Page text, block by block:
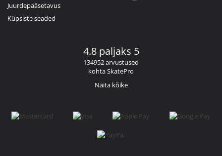
Juurdepääsetavus
Küpsiste seaded
4.8 paljaks 5
134952 arvustused
kohta SkatePro
Näita kõike